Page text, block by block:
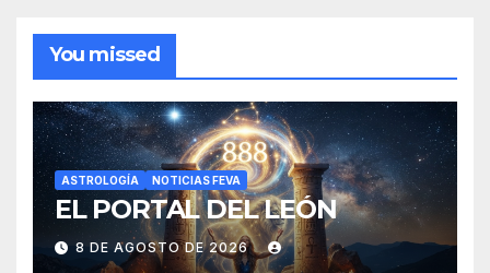
You missed
ASTROLOGÍA NOTICIAS FEVA
EL PORTAL DEL LEÓN
8 DE AGOSTO DE 2026